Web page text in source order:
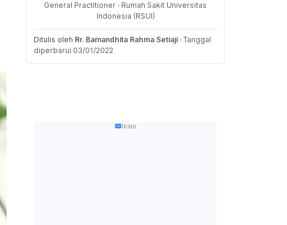
General Practitioner · Rumah Sakit Universitas
Indonesia (RSUI)
Ditulis oleh Rr. Bamandhita Rahma Setiaji · Tanggal
diperbarui 03/01/2022
Iklan